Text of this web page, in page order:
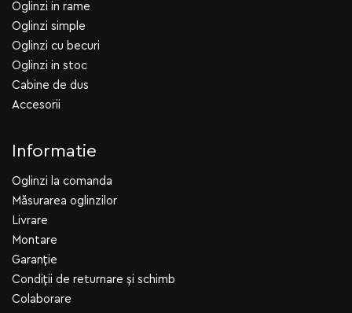
Oglinzi in rame
Oglinzi simple
Oglinzi cu becuri
Oglinzi in stoc
Cabine de dus
Accesorii
Informatie
Oglinzi la comanda
Măsurarea oglinzilor
Livrare
Montare
Garanție
Condiții de returnare și schimb
Colaborare